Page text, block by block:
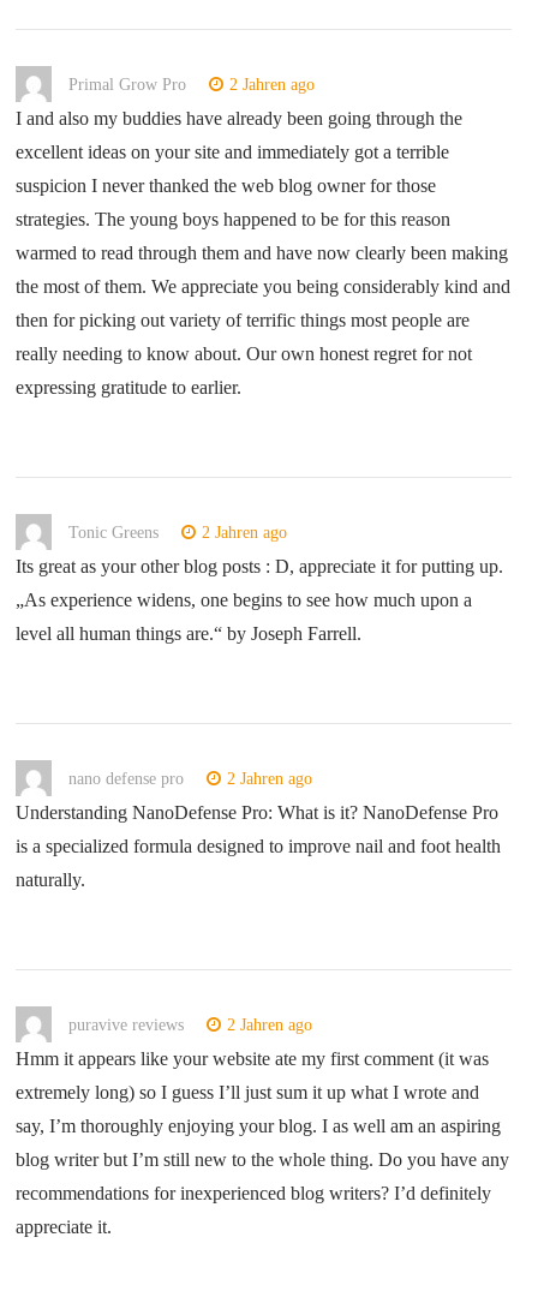
Primal Grow Pro 2 Jahren ago
I and also my buddies have already been going through the
excellent ideas on your site and immediately got a terrible
suspicion I never thanked the web blog owner for those
strategies. The young boys happened to be for this reason
warmed to read through them and have now clearly been making
the most of them. We appreciate you being considerably kind and
then for picking out variety of terrific things most people are
really needing to know about. Our own honest regret for not
expressing gratitude to earlier.
Tonic Greens 2 Jahren ago
Its great as your other blog posts : D, appreciate it for putting up.
„As experience widens, one begins to see how much upon a
level all human things are.“ by Joseph Farrell.
nano defense pro 2 Jahren ago
Understanding NanoDefense Pro: What is it? NanoDefense Pro
is a specialized formula designed to improve nail and foot health
naturally.
puravive reviews 2 Jahren ago
Hmm it appears like your website ate my first comment (it was
extremely long) so I guess I’ll just sum it up what I wrote and
say, I’m thoroughly enjoying your blog. I as well am an aspiring
blog writer but I’m still new to the whole thing. Do you have any
recommendations for inexperienced blog writers? I’d definitely
appreciate it.